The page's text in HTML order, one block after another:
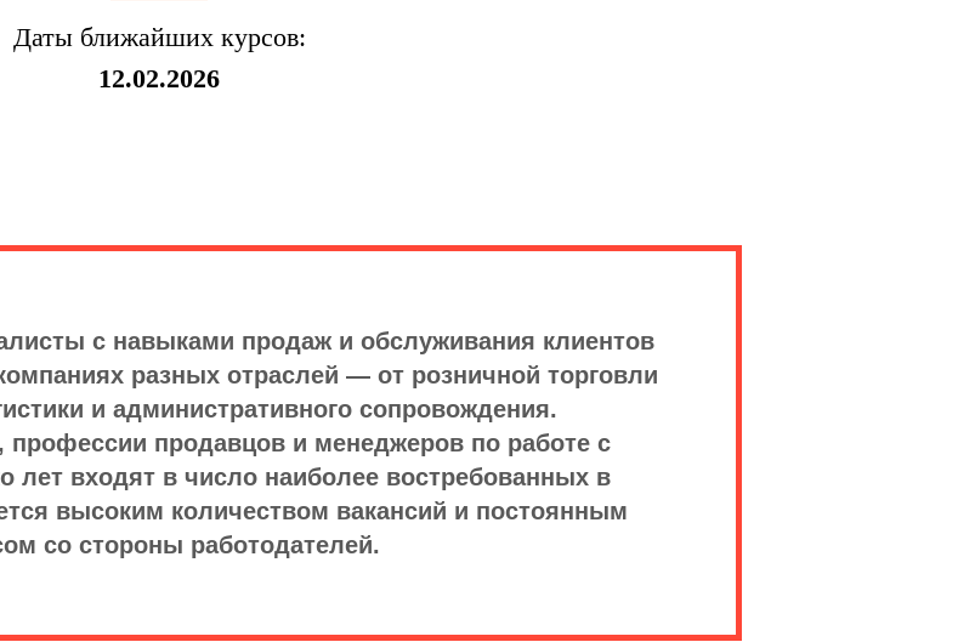
Даты ближайших курсов:
12.02.2026
с навыками продаж и обслуживания клиентов
разных отраслей — от розничной торговли
и административного сопровождения.
продавцов и менеджеров по работе с
лет входят в число наиболее востребованных в
высоким количеством вакансий и постоянным
со стороны работодателей.